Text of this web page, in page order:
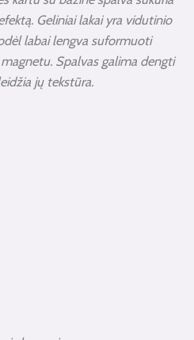
Geliniai lakai yra vidutinio
labai lengva suformuoti
Spalvas galima dengti
jų tekstūra.